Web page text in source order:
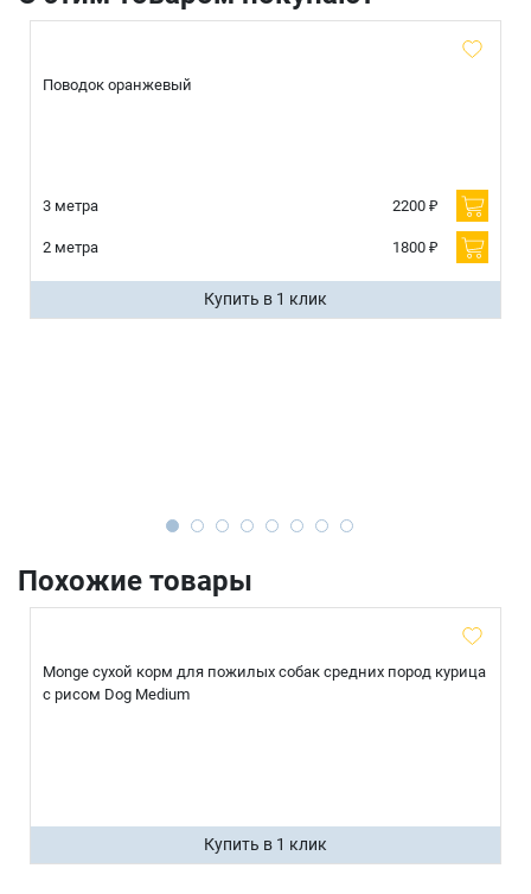
Поводок оранжевый
3 метра 2200 ₽
2 метра 1800 ₽
Купить в 1 клик
Похожие товары
Monge сухой корм для пожилых собак средних пород курица
с рисом Dog Medium
Купить в 1 клик